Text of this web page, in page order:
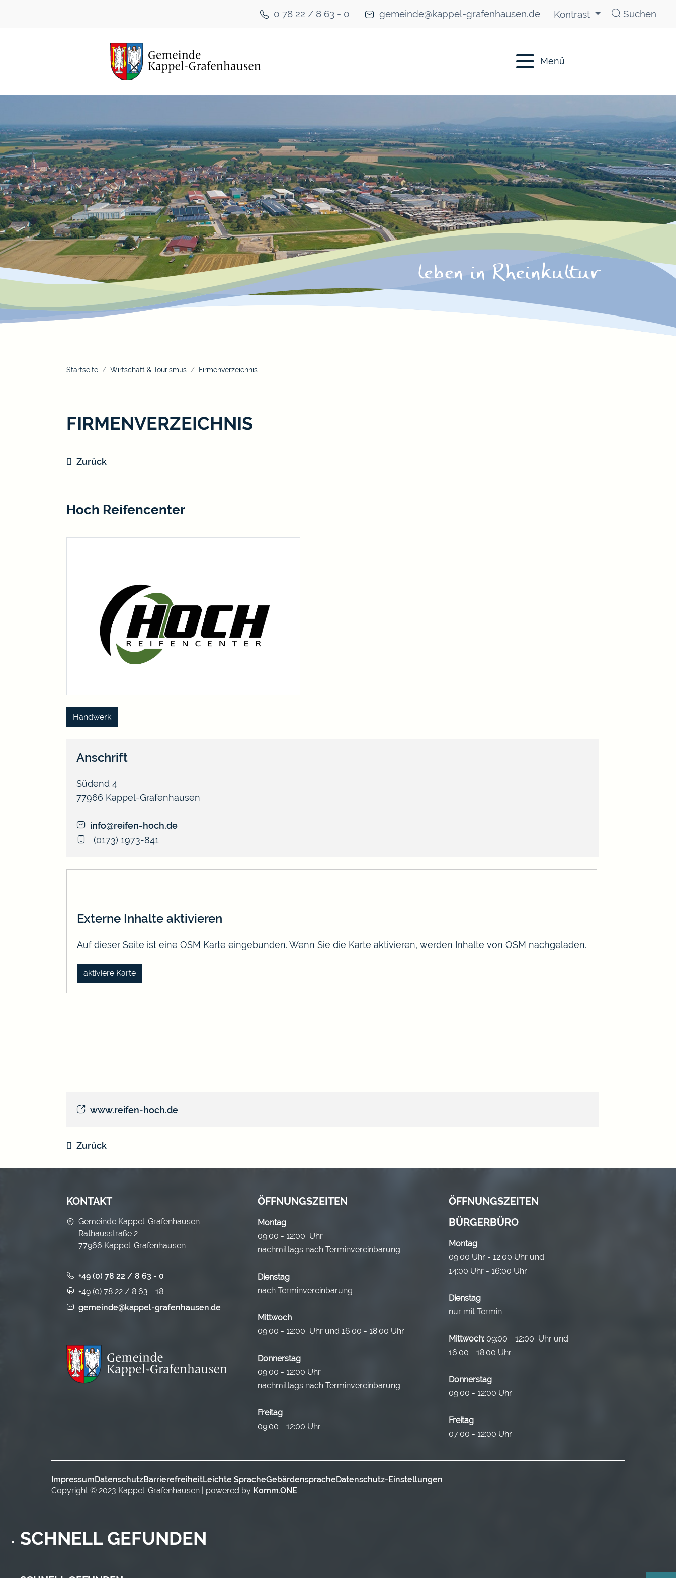
0 78 22 / 8 63 - 0 gemeinde@kappel-grafenhausen.de Kontrast Suchen
Menü
Startseite Wirtschaft & Tourismus Firmenverzeichnis
FIRMENVERZEICHNIS
Zurück
Hoch Reifencenter
Anschrift
Südend 4
77966 Kappel-Grafenhausen
info@reifen-hoch.de
(0173) 1973-841
www.reifen-hoch.de
Externe Inhalte aktivieren
Auf dieser Seite ist eine OSM Karte eingebunden. Wenn Sie die Karte aktivieren, werden Inhalte von OSM nachgeladen.
aktiviere Karte
Handwerk
Zurück
KONTAKT
Gemeinde Kappel-Grafenhausen
Rathausstraße 2
77966 Kappel-Grafenhausen
+49 (0) 78 22 / 8 63 - 0
+49 (0) 78 22 / 8 63 - 18
gemeinde@kappel-grafenhausen.de
ÖFFNUNGSZEITEN
Montag
09:00 - 12:00 Uhr
nachmittags nach Terminvereinbarung
Dienstag
nach Terminvereinbarung
Mittwoch
09:00 - 12:00 Uhr und 16.00 - 18.00 Uhr
Donnerstag
09:00 - 12:00 Uhr
nachmittags nach Terminvereinbarung
Freitag
09:00 - 12:00 Uhr
ÖFFNUNGSZEITEN
BÜRGERBÜRO
Montag
09:00 Uhr - 12:00 Uhr und
14:00 Uhr - 16:00 Uhr
Dienstag
nur mit Termin
Mittwoch: 09:00 - 12:00 Uhr und
16.00 - 18.00 Uhr
Donnerstag
09:00 - 12:00 Uhr
Freitag
07:00 - 12:00 Uhr
ImpressumDatenschutzBarrierefreiheitLeichte SpracheGebärdenspracheDatenschutz-Einstellungen
Copyright © 2023 Kappel-Grafenhausen | powered by Komm.ONE
SCHNELL GEFUNDEN